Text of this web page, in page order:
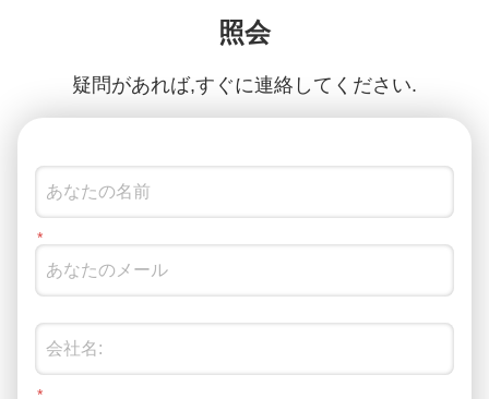
照会
疑問があれば,すぐに連絡してください.